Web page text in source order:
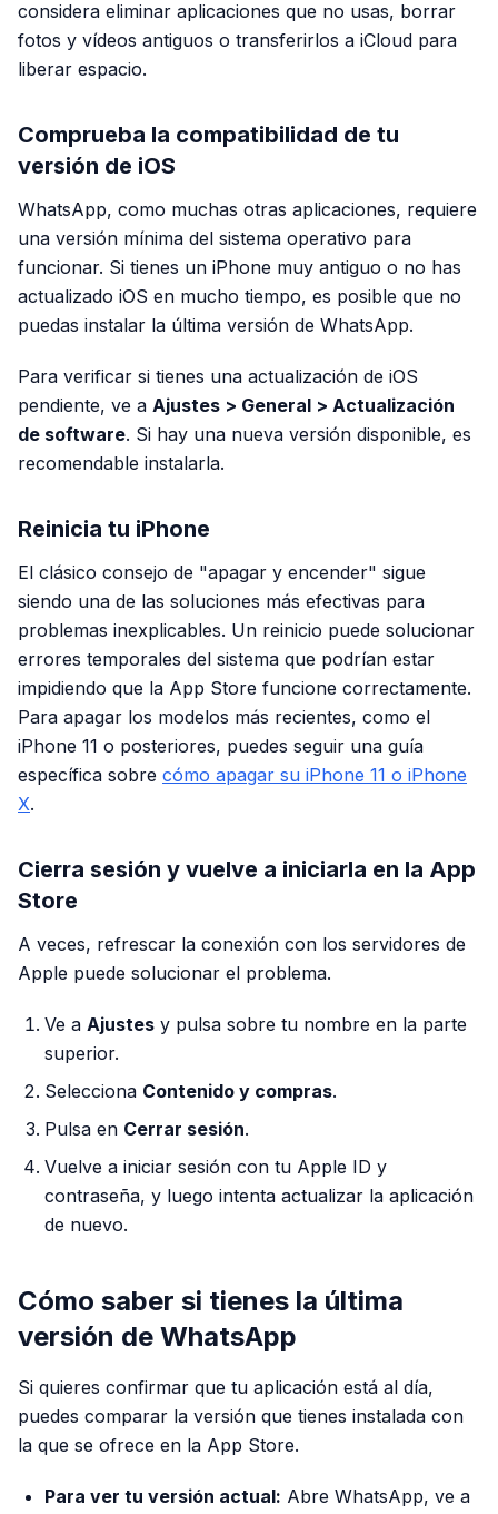
considera eliminar aplicaciones que no usas, borrar
fotos y vídeos antiguos o transferirlos a iCloud para
liberar espacio.
Comprueba la compatibilidad de tu
versión de iOS
WhatsApp, como muchas otras aplicaciones, requiere
una versión mínima del sistema operativo para
funcionar. Si tienes un iPhone muy antiguo o no has
actualizado iOS en mucho tiempo, es posible que no
puedas instalar la última versión de WhatsApp.
Para verificar si tienes una actualización de iOS
pendiente, ve a Ajustes > General > Actualización
de software. Si hay una nueva versión disponible, es
recomendable instalarla.
Reinicia tu iPhone
El clásico consejo de "apagar y encender" sigue
siendo una de las soluciones más efectivas para
problemas inexplicables. Un reinicio puede solucionar
errores temporales del sistema que podrían estar
impidiendo que la App Store funcione correctamente.
Para apagar los modelos más recientes, como el
iPhone 11 o posteriores, puedes seguir una guía
específica sobre cómo apagar su iPhone 11 o iPhone
X.
Cierra sesión y vuelve a iniciarla en la App
Store
A veces, refrescar la conexión con los servidores de
Apple puede solucionar el problema.
Ve a Ajustes y pulsa sobre tu nombre en la parte
superior.
Selecciona Contenido y compras.
Pulsa en Cerrar sesión.
Vuelve a iniciar sesión con tu Apple ID y
contraseña, y luego intenta actualizar la aplicación
de nuevo.
Cómo saber si tienes la última
versión de WhatsApp
Si quieres confirmar que tu aplicación está al día,
puedes comparar la versión que tienes instalada con
la que se ofrece en la App Store.
Para ver tu versión actual: Abre WhatsApp, ve a